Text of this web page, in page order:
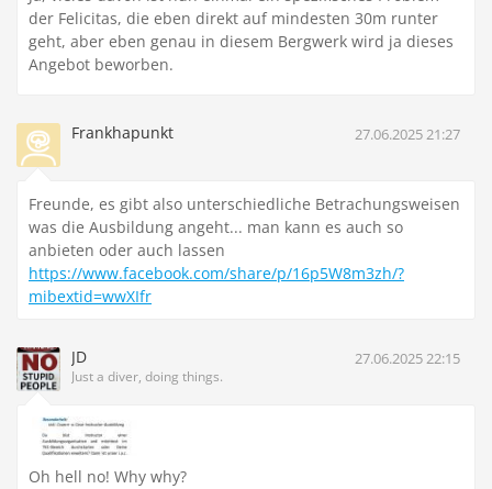
der Felicitas, die eben direkt auf mindesten 30m runter
geht, aber eben genau in diesem Bergwerk wird ja dieses
Angebot beworben.
Frankhapunkt 27.06.2025 21:27
Freunde, es gibt also unterschiedliche Betrachungsweisen
was die Ausbildung angeht... man kann es auch so
anbieten oder auch lassen
https://www.facebook.com/share/p/16p5W8m3zh/?
mibextid=wwXIfr
JD
Just a diver, doing things.
27.06.2025 22:15
Oh hell no! Why why?